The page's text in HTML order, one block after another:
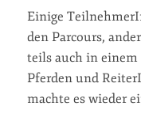
Einige
den Parcours,
teils auch in einem
Pferden und
machte es wieder